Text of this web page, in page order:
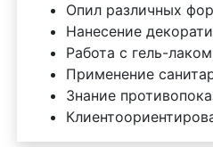
Опил различных
Нанесение
Работа с гель-лаком
Применение
Знание